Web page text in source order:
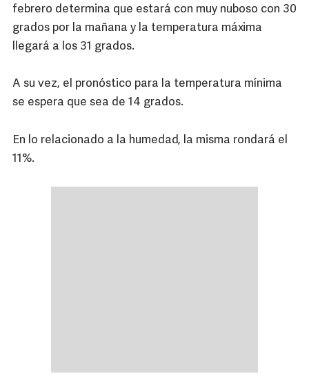
febrero determina que estará con muy nuboso con 30
grados por la mañana y la temperatura máxima
llegará a los 31 grados.
A su vez, el pronóstico para la temperatura mínima
se espera que sea de 14 grados.
En lo relacionado a la humedad, la misma rondará el
11%.